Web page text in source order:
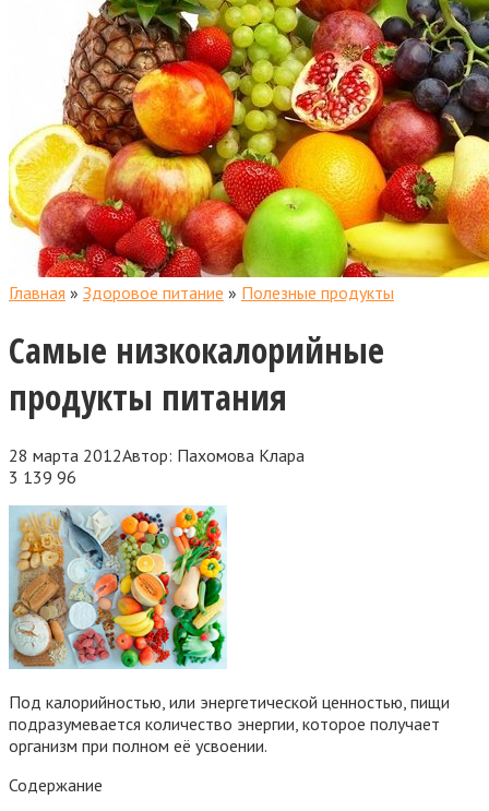
Главная » Здоровое питание » Полезные продукты
Самые низкокалорийные
продукты питания
28 марта 2012Автор: Пахомова Клара
3 139 96
Под калорийностью, или энергетической ценностью, пищи
подразумевается количество энергии, которое получает
организм при полном её усвоении.
Содержание